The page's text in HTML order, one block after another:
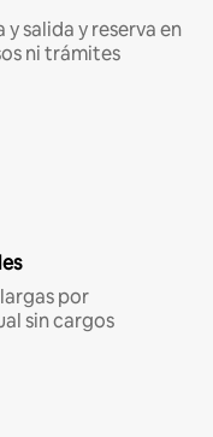
salida y reserva en
ni trámites
por
sin cargos